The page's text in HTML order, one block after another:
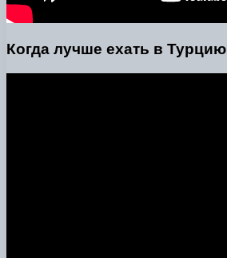
Когда лучше ехать в Турцию